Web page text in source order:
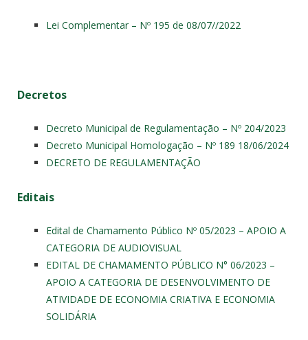
Lei Complementar – Nº 195 de 08/07//2022
Decretos
Decreto Municipal de Regulamentação – Nº 204/2023
Decreto Municipal Homologação – Nº 189 18/06/2024
DECRETO DE REGULAMENTAÇÃO
Editais
Edital de Chamamento Público Nº 05/2023 – APOIO A
CATEGORIA DE AUDIOVISUAL
EDITAL DE CHAMAMENTO PÚBLICO N° 06/2023 –
APOIO A CATEGORIA DE DESENVOLVIMENTO DE
ATIVIDADE DE ECONOMIA CRIATIVA E ECONOMIA
SOLIDÁRIA